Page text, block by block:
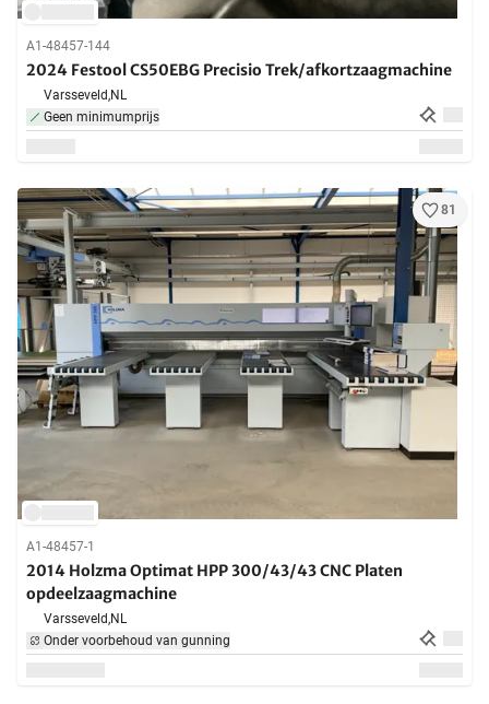
A1-48457-144
2024 Festool CS50EBG Precisio Trek/afkortzaagmachine
Varsseveld,NL
Geen minimumprijs
81
A1-48457-1
2014 Holzma Optimat HPP 300/43/43 CNC Platen
opdeelzaagmachine
Varsseveld,NL
Onder voorbehoud van gunning